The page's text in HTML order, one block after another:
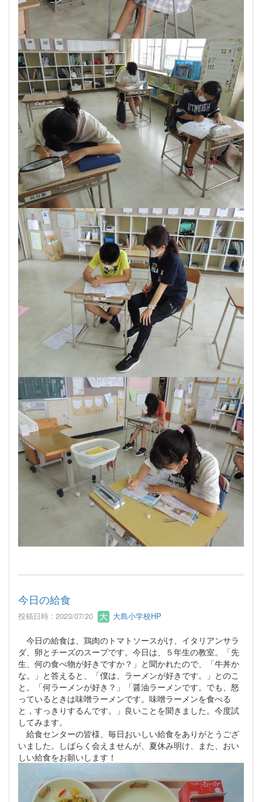
今日の給食
投稿日時 : 2023/07/20 大島小学校HP
今日の給食は、鶏肉のトマトソースがけ、イタリアンサラ
ダ、卵とチーズのスープです。今日は、５年生の教室。「先
生、何の食べ物が好きですか？」と聞かれたので、「牛丼か
な。」と答えると、「僕は、ラーメンが好きです。」とのこ
と。「何ラーメンが好き？」「醤油ラーメンです。でも、怒
っているときは味噌ラーメンです。味噌ラーメンを食べる
と，すっきりするんです。」良いことを聞きました。今度試
してみます。
給食センターの皆様、毎日おいしい給食をありがとうござ
いました。しばらく会えませんが、夏休み明け、また、おい
しい給食をお願いします！